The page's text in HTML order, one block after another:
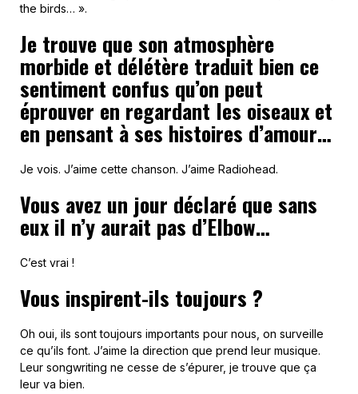
the birds… ».
Je trouve que son atmosphère
morbide et délétère traduit bien ce
sentiment confus qu’on peut
éprouver en regardant les oiseaux et
en pensant à ses histoires d’amour…
Je vois. J’aime cette chanson. J’aime Radiohead.
Vous avez un jour déclaré que sans
eux il n’y aurait pas d’Elbow…
C’est vrai !
Vous inspirent-ils toujours ?
Oh oui, ils sont toujours importants pour nous, on surveille
ce qu’ils font. J’aime la direction que prend leur musique.
Leur songwriting ne cesse de s’épurer, je trouve que ça
leur va bien.